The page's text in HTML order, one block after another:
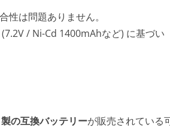
は問題ありません。
/ Ni-Cd 1400mAhなど) に基づい
の互換バッテリーが販売されている